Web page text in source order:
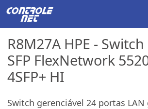
R8M27A HPE -
SFP FlexNetwork
4SFP+ HI
Switch gerenciável 24 portas LAN